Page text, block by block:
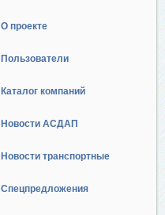
О проекте
Пользователи
Каталог компаний
Новости АСДАП
Новости транспортные
Спецпредложения